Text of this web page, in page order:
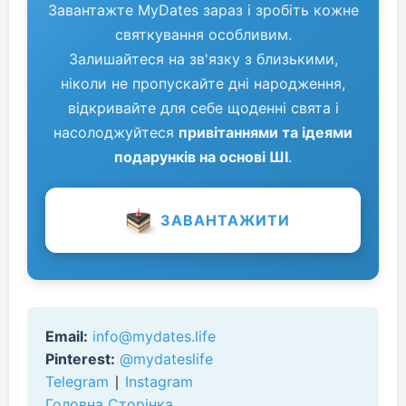
Завантажте MyDates зараз і зробіть кожне
святкування особливим.
Залишайтеся на зв'язку з близькими,
ніколи не пропускайте дні народження,
відкривайте для себе щоденні свята і
насолоджуйтеся привітаннями та ідеями
подарунків на основі ШІ.
ЗАВАНТАЖИТИ
Email: info@mydates.life
Pinterest: @mydateslife
Telegram ∣ Instagram